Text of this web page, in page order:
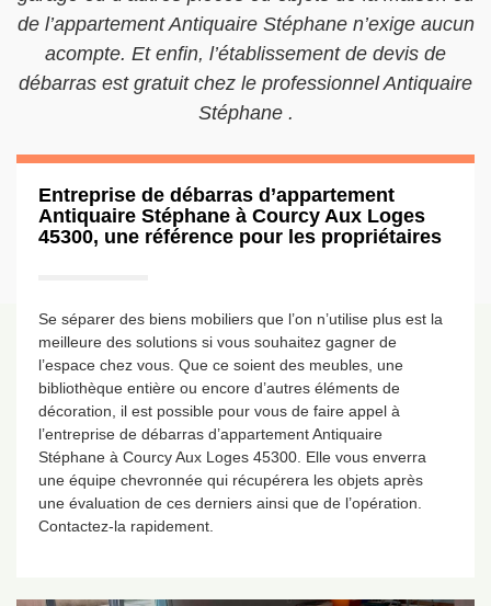
de l’appartement Antiquaire Stéphane n’exige aucun
acompte. Et enfin, l’établissement de devis de
débarras est gratuit chez le professionnel Antiquaire
Stéphane .
Entreprise de débarras d’appartement
Antiquaire Stéphane à Courcy Aux Loges
45300, une référence pour les propriétaires
Se séparer des biens mobiliers que l’on n’utilise plus est la
meilleure des solutions si vous souhaitez gagner de
l’espace chez vous. Que ce soient des meubles, une
bibliothèque entière ou encore d’autres éléments de
décoration, il est possible pour vous de faire appel à
l’entreprise de débarras d’appartement Antiquaire
Stéphane à Courcy Aux Loges 45300. Elle vous enverra
une équipe chevronnée qui récupérera les objets après
une évaluation de ces derniers ainsi que de l’opération.
Contactez-la rapidement.